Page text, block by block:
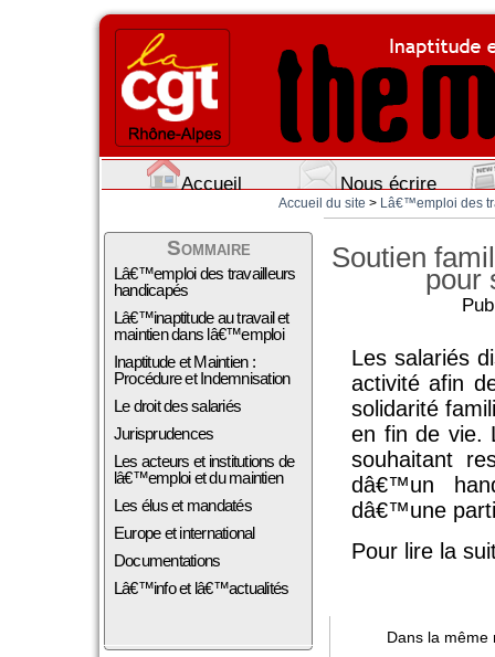
Accueil Nous écrire
Accueil du site > Lâ€™emploi des
Sommaire
Lâ€™emploi des travailleurs
handicapés
Lâ€™inaptitude au travail et
maintien dans lâ€™emploi
Inaptitude et Maintien :
Procédure et Indemnisation
Le droit des salariés
Jurisprudences
Les acteurs et institutions de
lâ€™emploi et du maintien
Les élus et mandatés
Europe et international
Documentations
Lâ€™info et lâ€™actualités
Soutien
pour
Les salariés
activité afin
solidarité
en fin de vie.
souhaitant
dâ€™un
dâ€™une
Pour lire la
Dans la même